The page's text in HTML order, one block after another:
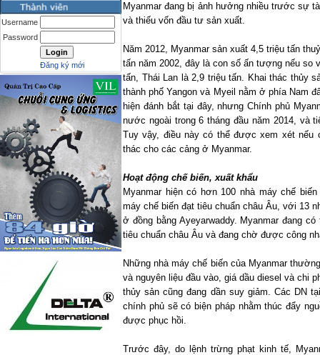
Username
Password
Đăng ký mới
Myanmarđang bị ảnh hưởng nhiều trước sự
và thiếu vốn đầu tư sản xuất.
Năm 2012, Myanmar sản xuất 4,5 triệu tấn
tấn năm 2002, đây là con số ấn tượng nếu so
tấn, Thái Lan là 2,9 triệu tấn. Khai thác thủy
thành phố Yangon và Myeil nằm ở phía Nam
hiện đánh bắt tại đây, nhưng Chính phủ
nước ngoài trong 6 tháng đầu năm 2014, và
Tuy vậy, điều này có thể được xem xét
thác cho các cảng ở Myanmar.
Hoạt động chế biến, xuất khẩu
Myanmar hiện có hơn 100 nhà máy chế
máy chế biến đạt tiêu chuẩn châu Âu, với 13
ở đồng bằng Ayeyarwaddy. Myanmarđang có
tiêu chuẩn châu Âu và đang chờ được công
Những nhà máy chế biến của Myanmarthường
và nguyên liệu đầu vào, giá dầu diesel và chi
thủy sản cũng đang dần suy giảm. Các DN
chính phủ sẽ có biện pháp nhằm thúc đẩy
được phục hồi.
Trước đây, do lệnh trừng phạt kinh tế,